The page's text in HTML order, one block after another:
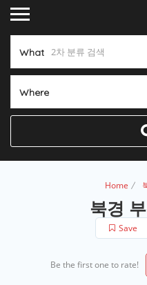
What
Where
Home
북경
Save
Be the first one to rate!